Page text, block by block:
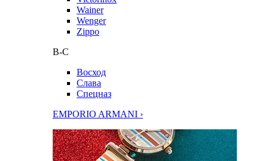
Wainer
Wenger
Zippo
В-С
Восход
Слава
Спецназ
EMPORIO ARMANI ›